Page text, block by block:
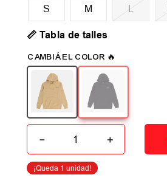
M L
📏 Tabla de talles
＋
－